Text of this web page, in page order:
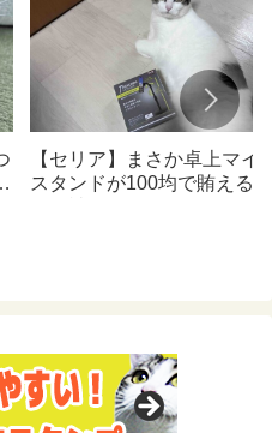
【セリア】まさか卓上マイ
スタンドが100均で賄えるな